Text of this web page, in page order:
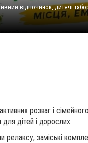
відпочинок, дитячі
розваг і
для дітей і дорослих.
заміські